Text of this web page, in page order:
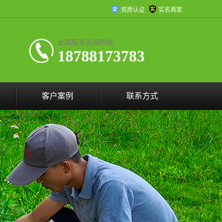
资质认证 实名商家
全国服务咨询热线:
18788173783
客户案例 联系方式